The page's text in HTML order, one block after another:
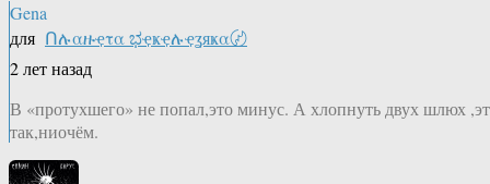
Gena
для Ոሉαዙҿτα ಭҿҝҿሉҿʓяҝα〄
2 лет назад
В «протухшего» не попал,это минус. А хлопнуть двух шлюх
так,ниочём.